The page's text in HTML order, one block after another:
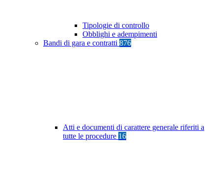
Tipologie di controllo
Obblighi e adempimenti
Bandi di gara e contratti 876
Atti e documenti di carattere generale riferiti a
tutte le procedure 16